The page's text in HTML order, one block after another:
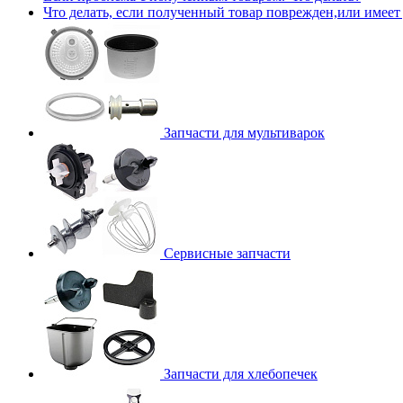
Что делать, если полученный товар поврежден,или имеет
Запчасти для мультиварок
Сервисные запчасти
Запчасти для хлебопечек